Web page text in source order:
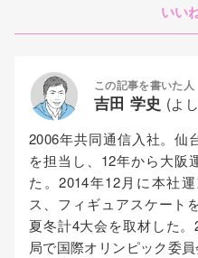
いい
この記事を書いた人
吉田 学史 (よ
2006年共同通信入社。仙
を担当し、12年から大阪
た。2014年12月に本社
ス、フィギュアスケート
夏冬計4大会を取材した
局で国際オリンピック委